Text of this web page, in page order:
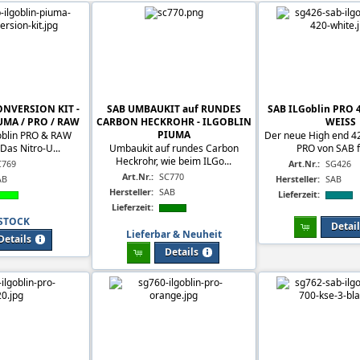
KIT -
/ PRO / RAW
PRO & RAW
Nitro-U...
SAB UMBAUKIT auf RUNDES
CARBON HECKROHR - ILGOBLIN
PIUMA
Umbaukit auf rundes Carbon
Heckrohr, wie beim ILGo...
Art.Nr.: SC770
Hersteller: SAB
Lieferzeit:
Lieferbar & Neuheit
Details
SAB ILGoblin PRO
WEISS
Der neue High end
PRO von SAB
Art.Nr.: SG426
Hersteller: SAB
Lieferzeit: